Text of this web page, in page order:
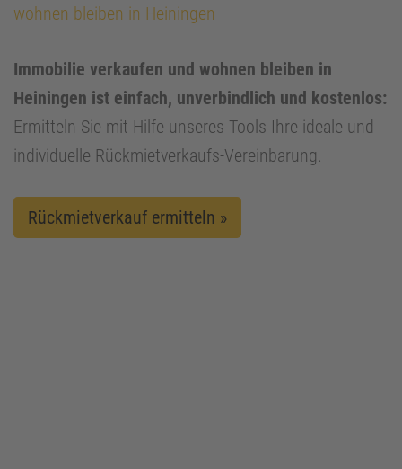
wohnen bleiben in Heiningen
Immobilie verkaufen und wohnen bleiben in
Heiningen ist einfach, unverbindlich und kostenlos:
Ermitteln Sie mit Hilfe unseres Tools Ihre ideale und
individuelle Rückmietverkaufs-Vereinbarung.
Rückmietverkauf ermitteln »